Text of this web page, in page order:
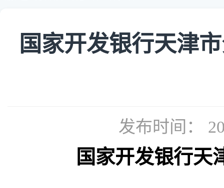
国家开发银行天津
发布时间：
国家开发银行天